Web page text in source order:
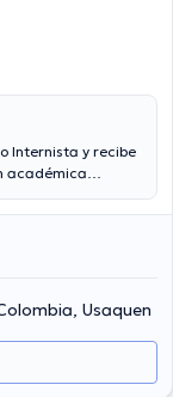
Internista y recibe
académica
laboral
Ana Maria
con el
de
Finalmente, la
Usaquen